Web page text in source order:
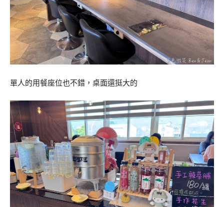
單人的用餐座位也不錯，桌面還挺大的